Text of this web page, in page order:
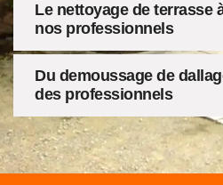
Le nettoyage de terrasse
nos professionnels
Du demoussage de
des professionnels